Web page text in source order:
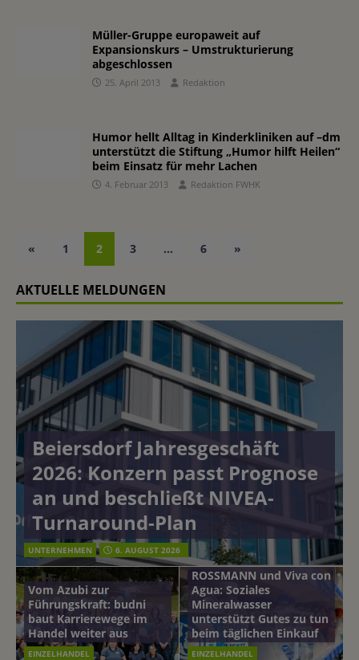
Müller-Gruppe europaweit auf
Expansionskurs – Umstrukturierung
abgeschlossen
25. April 2013 Redaktion
Humor hellt Alltag in Kinderkliniken auf –dm
unterstützt die Stiftung „Humor hilft Heilen“
beim Einsatz für mehr Lachen
4. Februar 2013 Redaktion FWHK
« 1 2 3 … 6 »
AKTUELLE MELDUNGEN
Beiersdorf Jahresgeschäft
2026: Konzern passt Prognose
an und beschließt NIVEA-
Turnaround-Plan
UNTERNEHMEN 6. AUGUST 2026
Vom Azubi zur
Führungskraft: budni
baut Karrierewege im
Handel weiter aus
EINZELHANDEL
ROSSMANN und Viva con
Agua: Soziales
Mineralwasser
unterstützt Gutes zu tun
beim täglichen Einkauf
EINZELHANDEL